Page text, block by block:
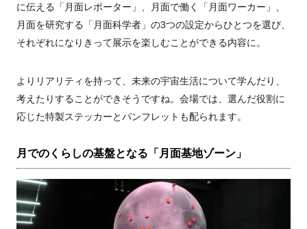
に伝える「月面レポーター」、月面で働く「月面ワーカー」、
月面を研究する「月面科学者」の3つの設定からひとつを選び、
それぞれになりきって展示を楽しむことができる内容に。
よりリアリティを持って、未来の宇宙生活について学んだり、
考えたりすることができそうですね。会場では、選んだ役割に
応じた特製ステッカーとパンフレットも配られます。
月でのくらしの基盤となる「月面基地ゾーン」